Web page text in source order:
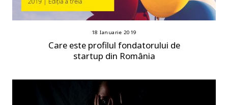
18 Ianuarie 2019
Care este profilul fondatorului de
startup din România